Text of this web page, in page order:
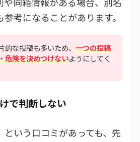
考になることがあります。
的な投稿も多いため、一つの投稿
危険を決めつけないようにしてく
で判断しない
という口コミがあっても、先